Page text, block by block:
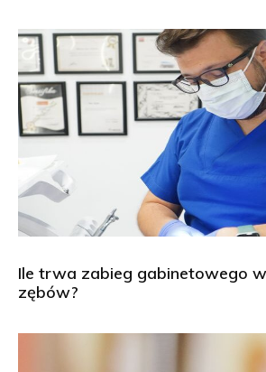
Ile trwa zabieg gabinetowego
zębów?